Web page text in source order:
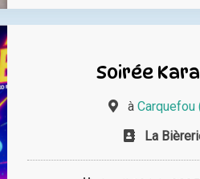
Soirée
à Carquefou
La